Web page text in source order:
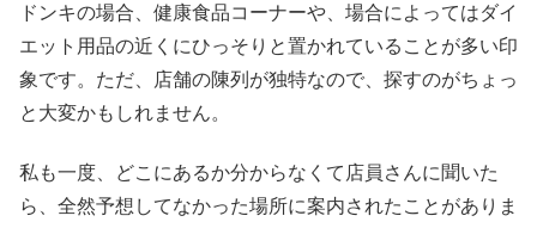
ドンキの場合、健康食品コーナーや、場合によってはダイ
エット用品の近くにひっそりと置かれていることが多い印
象です。ただ、店舗の陳列が独特なので、探すのがちょっ
と大変かもしれません。
私も一度、どこにあるか分からなくて店員さんに聞いた
ら、全然予想してなかった場所に案内されたことがありま